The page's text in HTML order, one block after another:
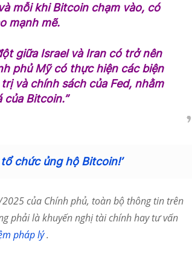
mỗi khi Bitcoin chạm vào, có
mạnh mẽ.
giữa Israel và Iran có trở nên
phủ Mỹ có thực hiện các biện
và chính sách của Fed, nhằm
Bitcoin.”
chức ủng hộ Bitcoin!’
của Chính phủ, toàn bộ thông tin trên
phải là khuyến nghị tài chính hay tư vấn
pháp lý.